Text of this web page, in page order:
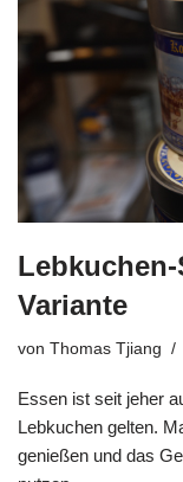
Variante
von Thomas Tjiang
Essen ist seit jeher
Lebkuchen gelten.
genießen und das